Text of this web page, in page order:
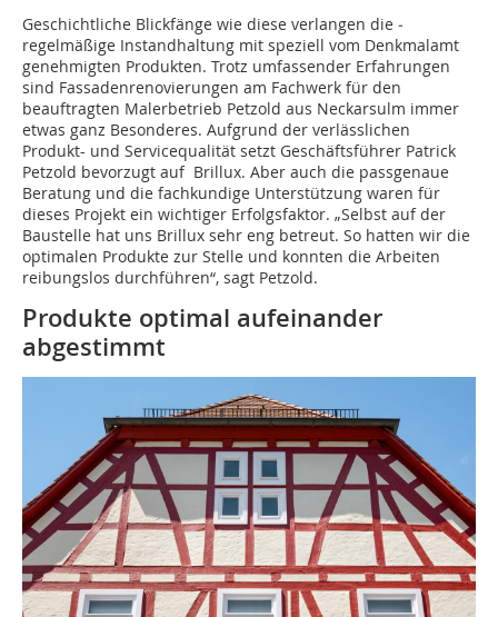
Geschichtliche Blickfänge wie diese verlangen die ­
regelmäßige Instandhaltung mit speziell vom Denkmalamt
genehmigten Produkten. Trotz umfassender ­Erfahrungen
sind Fassaden­renovierungen am Fachwerk für den
beauftragten Malerbetrieb Petzold aus Neckarsulm immer
etwas ganz Besonderes. Aufgrund der verlässlichen
Produkt- und Servicequalität setzt Geschäftsführer Patrick
Petzold bevorzugt auf Brillux. Aber auch die passgenaue
Beratung und die fachkundige Unterstützung waren für
dieses ­Projekt ein wichtiger Erfolgsfaktor. „Selbst auf der
Baustelle hat uns Brillux sehr eng betreut. So hatten wir die
optimalen Produkte zur Stelle und konnten die Arbeiten
reibungslos durchführen“, sagt Petzold.
Produkte optimal aufeinander
abgestimmt